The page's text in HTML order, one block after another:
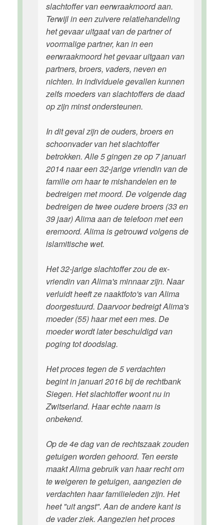
slachtoffer van eerwraakmoord aan.
Terwijl in een zuivere relatiehandeling
het gevaar uitgaat van de partner of
voormalige partner, kan in een
eerwraakmoord het gevaar uitgaan van
partners, broers, vaders, neven en
nichten. In individuele gevallen kunnen
zelfs moeders van slachtoffers de daad
op zijn minst ondersteunen.
In dit geval zijn de ouders, broers en
schoonvader van het slachtoffer
betrokken. Alle 5 gingen ze op 7 januari
2014 naar een 32-jarige vriendin van de
familie om haar te mishandelen en te
bedreigen met moord. De volgende dag
bedreigen de twee oudere broers (33 en
39 jaar) Alima aan de telefoon met een
eremoord. Alima is getrouwd volgens de
islamitische wet.
Het 32-jarige slachtoffer zou de ex-
vriendin van Alima's minnaar zijn. Naar
verluidt heeft ze naaktfoto's van Alima
doorgestuurd. Daarvoor bedreigt Alima's
moeder (55) haar met een mes. De
moeder wordt later beschuldigd van
poging tot doodslag.
Het proces tegen de 5 verdachten
begint in januari 2016 bij de rechtbank
Siegen. Het slachtoffer woont nu in
Zwitserland. Haar echte naam is
onbekend.
Op de 4e dag van de rechtszaak zouden
getuigen worden gehoord. Ten eerste
maakt Alima gebruik van haar recht om
te weigeren te getuigen, aangezien de
verdachten haar familieleden zijn. Het
heet "uit angst". Aan de andere kant is
de vader ziek. Aangezien het proces